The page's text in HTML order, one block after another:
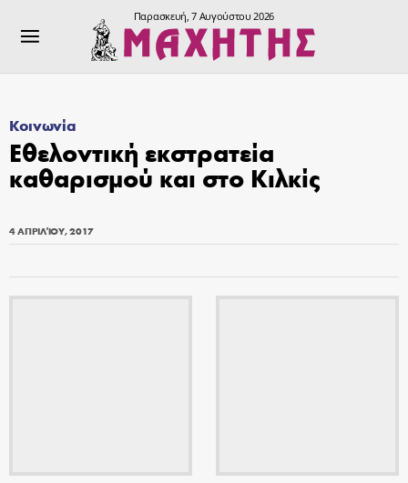
Παρασκευή, 7 Αυγούστου 2026
Κοινωνία
Εθελοντική εκστρατεία
καθαρισμού και στο Κιλκίς
4 ΑΠΡΙΛΊΟΥ, 2017